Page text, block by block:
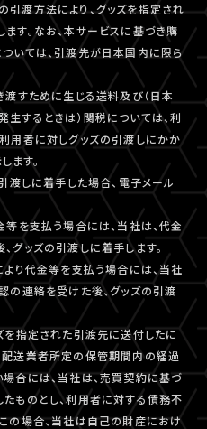
渡方法により、グッズを指定され
す。なお、本サービスに基づき購
いては、引渡先が日本国内に限ら
すために生じる送料及び（日本
するときは）関税については、利
用者に対しグッズの引渡しにかか
ます。
渡しに着手した場合、電子メール
を支払う場合には、当社は、代金
グッズの引渡しに着手します。
り代金等を支払う場合には、当社
の連絡を受けた後、グッズの引渡
指定された引渡先に送付したに
配送業者所定の保管期間内の経過
合には、当社は、売買契約に基づ
ものとし、利用者に対する債務不
の場合、当社は自己の財産におけ